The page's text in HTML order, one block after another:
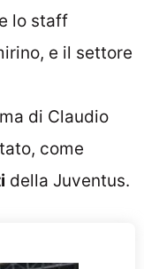
lo staff
e il settore
di Claudio
come
della Juventus.